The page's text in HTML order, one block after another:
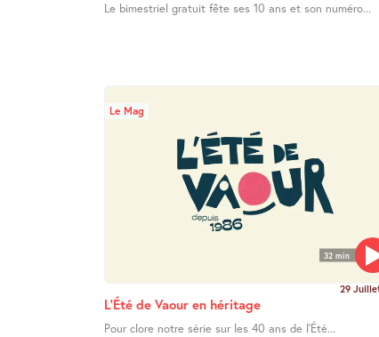
Le bimestriel gratuit fête ses 10 ans et son numéro...
32 min
Le Mag
29
L’Été de Vaour en héritage
Pour clore notre série sur les 40 ans de l’Été...